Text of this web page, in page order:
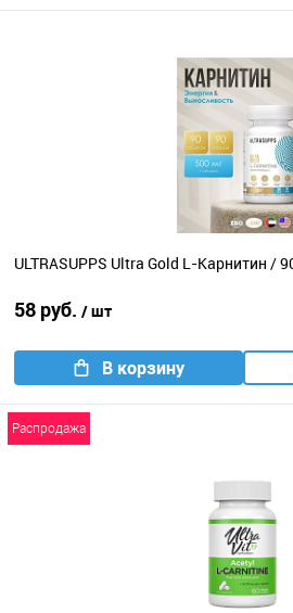
ULTRASUPPS Ultra Gold L-Карнитин /
58 руб. / шт
В корзину
распродажа